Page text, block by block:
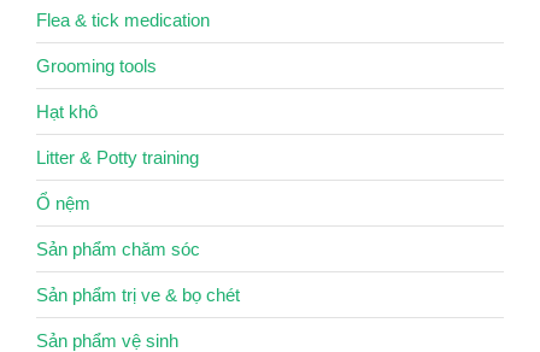
Flea & tick medication
Grooming tools
Hạt khô
Litter & Potty training
Ổ nệm
Sản phẩm chăm sóc
Sản phẩm trị ve & bọ chét
Sản phẩm vệ sinh